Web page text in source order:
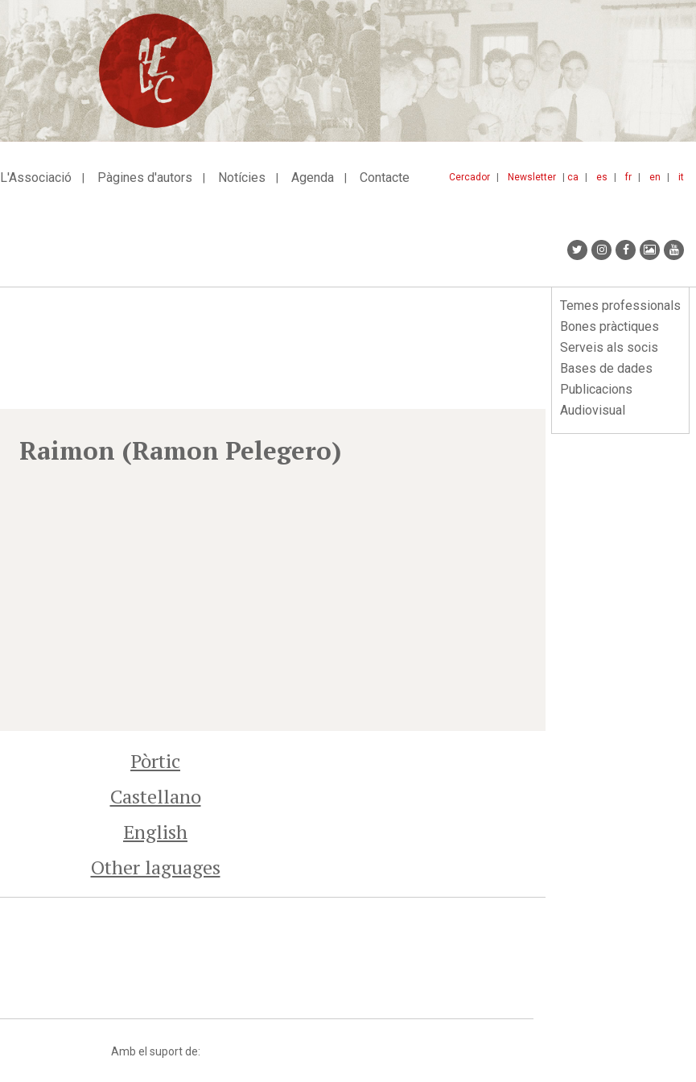
ca es fr en it
Cercador Newsletter
L'Associació Pàgines d'autors Notícies Agenda Contacte
Menu
lateral
Temes professionals
Bones pràctiques
Serveis als socis
Bases de dades
Publicacions
Audiovisual
Raimon (Ramon Pelegero)
Pòrtic
Castellano
English
Other laguages
Amb el suport de: